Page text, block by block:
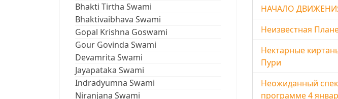
Bhakti Tirtha Swami
Bhaktivaibhava Swami
Gopal Krishna Goswami
Gour Govinda Swami
Devamrita Swami
Jayapataka Swami
Indradyumna Swami
Niranjana Swami
НАЧАЛО
Неизвестная
Нектарные
Пури
Неожиданный
программе 4